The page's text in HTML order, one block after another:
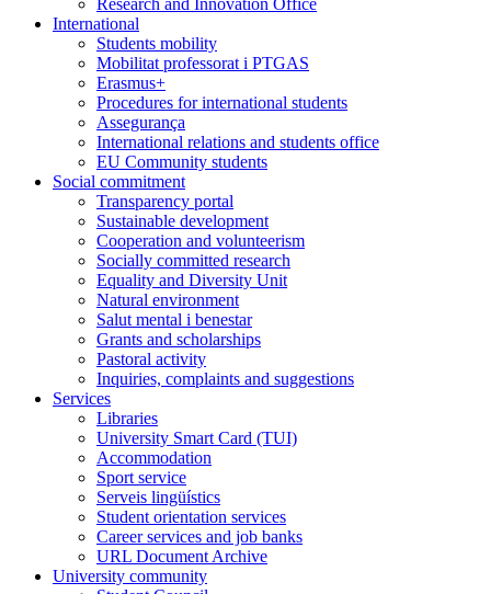
International
Students mobility
Mobilitat professorat i PTGAS
Erasmus+
Procedures for international students
Assegurança
International relations and students office
EU Community students
Social commitment
Transparency portal
Sustainable development
Cooperation and volunteerism
Socially committed research
Equality and Diversity Unit
Natural environment
Salut mental i benestar
Grants and scholarships
Pastoral activity
Inquiries, complaints and suggestions
Services
Libraries
University Smart Card (TUI)
Accommodation
Sport service
Serveis lingüístics
Student orientation services
Career services and job banks
URL Document Archive
University community